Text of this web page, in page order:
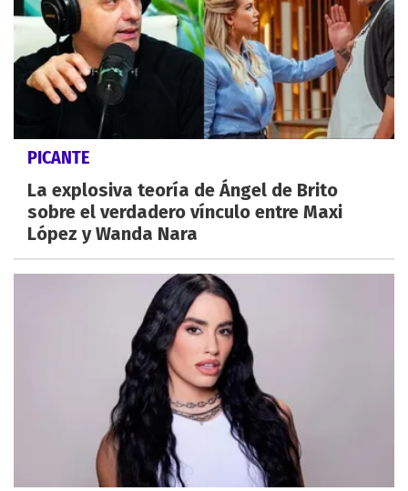
PICANTE
La explosiva teoría de Ángel de Brito
sobre el verdadero vínculo entre Maxi
López y Wanda Nara